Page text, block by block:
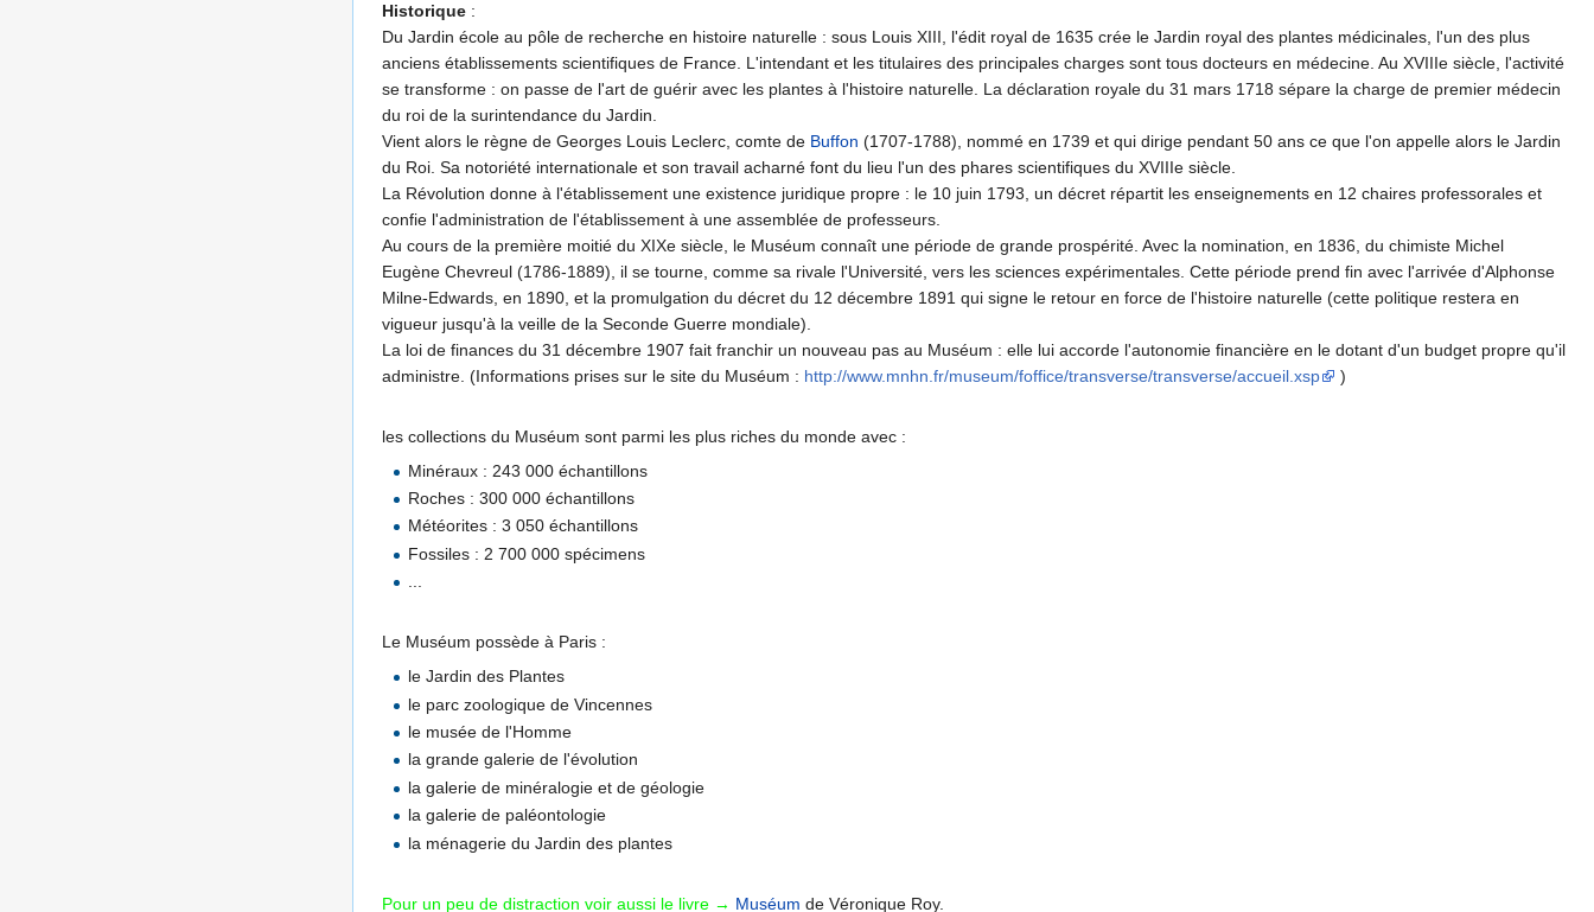
Historique :
Du Jardin école au pôle de recherche en histoire naturelle : sous Louis XIII, l'édit royal de 1635 crée le Jardin royal des plantes médicinales, l'un des plus
anciens établissements scientifiques de France. L'intendant et les titulaires des principales charges sont tous docteurs en médecine. Au XVIIIe siècle, l'activité
se transforme : on passe de l'art de guérir avec les plantes à l'histoire naturelle. La déclaration royale du 31 mars 1718 sépare la charge de premier médecin
du roi de la surintendance du Jardin.
Vient alors le règne de Georges Louis Leclerc, comte de Buffon (1707-1788), nommé en 1739 et qui dirige pendant 50 ans ce que l'on appelle alors le Jardin
du Roi. Sa notoriété internationale et son travail acharné font du lieu l'un des phares scientifiques du XVIIIe siècle.
La Révolution donne à l'établissement une existence juridique propre : le 10 juin 1793, un décret répartit les enseignements en 12 chaires professorales et
confie l'administration de l'établissement à une assemblée de professeurs.
Au cours de la première moitié du XIXe siècle, le Muséum connaît une période de grande prospérité. Avec la nomination, en 1836, du chimiste Michel
Eugène Chevreul (1786-1889), il se tourne, comme sa rivale l'Université, vers les sciences expérimentales. Cette période prend fin avec l'arrivée d'Alphonse
Milne-Edwards, en 1890, et la promulgation du décret du 12 décembre 1891 qui signe le retour en force de l'histoire naturelle (cette politique restera en
vigueur jusqu'à la veille de la Seconde Guerre mondiale).
La loi de finances du 31 décembre 1907 fait franchir un nouveau pas au Muséum : elle lui accorde l'autonomie financière en le dotant d'un budget propre qu'il
administre. (Informations prises sur le site du Muséum : http://www.mnhn.fr/museum/foffice/transverse/transverse/accueil.xsp )
les collections du Muséum sont parmi les plus riches du monde avec :
Minéraux : 243 000 échantillons
Roches : 300 000 échantillons
Météorites : 3 050 échantillons
Fossiles : 2 700 000 spécimens
...
Le Muséum possède à Paris :
le Jardin des Plantes
le parc zoologique de Vincennes
le musée de l'Homme
la grande galerie de l'évolution
la galerie de minéralogie et de géologie
la galerie de paléontologie
la ménagerie du Jardin des plantes
Pour un peu de distraction voir aussi le livre → Muséum de Véronique Roy.